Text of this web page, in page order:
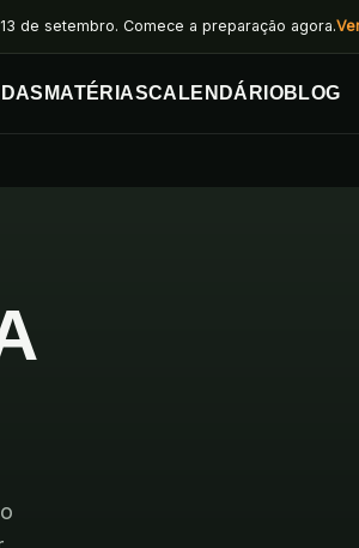
de setembro. Comece a preparação agora.
MATÉRIASCALENDÁRIOBLOG